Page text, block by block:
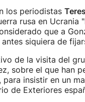
los periodistas
rusa en Ucrania
que a
siquiera de
de la visita del
sobre el que han
para insistir en un
de Exteriores